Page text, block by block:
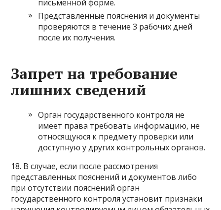
письменной форме.
Представленные пояснения и документы
проверяются в течение 3 рабочих дней
после их получения.
Запрет на требование
лишних сведений
Орган государственного контроля не
имеет права требовать информацию, не
относящуюся к предмету проверки или
доступную у других контрольных органов.
18. В случае, если после рассмотрения
представленных пояснений и документов либо
при отсутствии пояснений орган
государственного контроля установит признаки